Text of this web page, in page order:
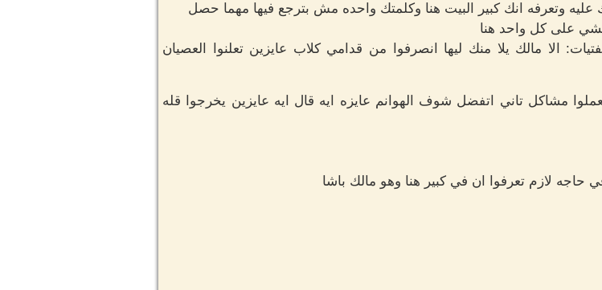
وتعرفه انك كبير البيت هنا وكلمتك واحده مش بترجع فيها مهما حصل
تمشي على كل واحد هنا
الا مالك يلا منك ليها انصرفوا من قدامي كلاب عايزين تعلنوا العصيان
مشاكل تاني اتفضل شوف الهوانم عايزه ايه قال ايه عايزين يخرجوا قله
حاجه لازم تعرفوا ان في كبير هنا وهو مالك باشا